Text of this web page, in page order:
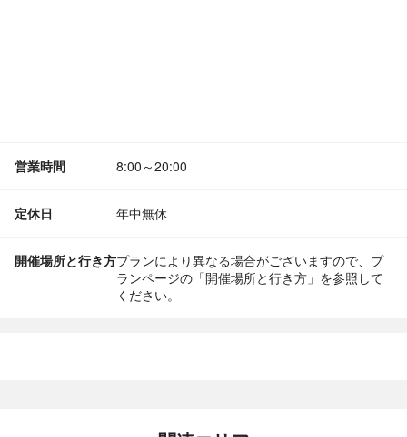
営業時間 8:00～20:00
定休日 年中無休
開催場所と行き方プランにより異なる場合がございますので、プ
ランページの「開催場所と行き方」を参照して
ください。